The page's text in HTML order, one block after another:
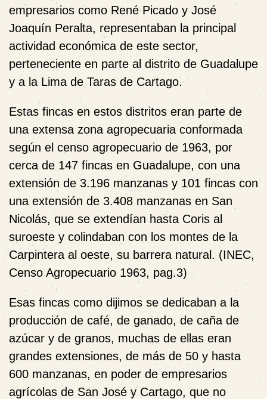
empresarios como René Picado y José
Joaquín Peralta, representaban la principal
actividad económica de este sector,
perteneciente en parte al distrito de Guadalupe
y a la Lima de Taras de Cartago.
Estas fincas en estos distritos eran parte de
una extensa zona agropecuaria conformada
según el censo agropecuario de 1963, por
cerca de 147 fincas en Guadalupe, con una
extensión de 3.196 manzanas y 101 fincas con
una extensión de 3.408 manzanas en San
Nicolás, que se extendían hasta Coris al
suroeste y colindaban con los montes de la
Carpintera al oeste, su barrera natural. (INEC,
Censo Agropecuario 1963, pag.3)
Esas fincas como dijimos se dedicaban a la
producción de café, de ganado, de caña de
azúcar y de granos, muchas de ellas eran
grandes extensiones, de más de 50 y hasta
600 manzanas, en poder de empresarios
agrícolas de San José y Cartago, que no